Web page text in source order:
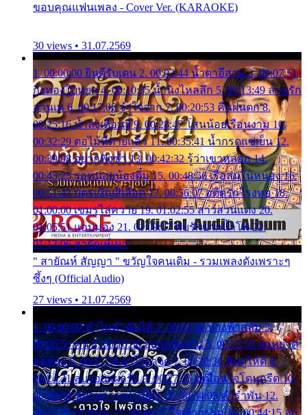
ขอบคุณแฟนเพลง - Cover Ver. (KARAOKE)
30 views • 31.07.2569
1. 00:00:00 ยินดีรับเดน 2. 00:03:44 น้ำตาอีสาน 3. 00:07:51
กิ่งทองใบหยก 4. 00:10:35 น้ำนิ่งไหลลึก 5. 00:13:49 ลานรัก
ลานเท 6. 00:17:06 จำใจจาก 7. 00:20:53 คืนฝนตก 8.
00:25:16 น้ำลงเดือนยี่ 9. 00:28:47 โสนน้อยเรือนงาม 10.
00:32:29 ตอไม้ที่ตายแล้ว 11. 00:35:41 น้ำกรดแช่เย็น 12.
00:39:08 อยากฟังซ้ำ 13. 00:42:32 รู้ว่าเขาหลอก 14.
00:45:25 รอหน่อยน้องติ๋ม 15. 00:48:56 เรือล่มในหนอง 16.
00:51:43 บัตรเชิญสีเลือด 17. 00:56:07 อดีตรักโรงทอ 18.
01:00:00 เขมรไล่ควาย 19. 01:02:55 สาวสวนแตง 20.
01:05:51 แอบมอง 21. 01:09:27 พบรักปากน้ำโพ 22.
01:13:06 สายัณห์เมา
" สายัณห์ สัญญา " ขวัญใจคนเดิม - รวมเพลงดังเพราะๆ
ซึ้งๆ (Official Audio)
27 views • 21.07.2569
1. 00:00:00 ทำไมทำฉันได้ 2. 00:03:20 นางฟ้าสลัม 3.
00:06:50 คน 4. 00:10:36 บุญเหลือเกิน 5. 00:13:58 ฝนหยาด
สุดท้าย 6. 00:17:30 ยาใจยาจก 7. 00:20:30 คิดดูให้ดี 8.
00:24:21 ลบรอยแผลรัก 9. 00:27:35 เหมือนใจโดนกรีด 10.
00:30:54 ขบวนการเปาเปียว 11. 00:34:05 คำรำพัน 12.
00:37:20 ปาหนัน 13. 00:40:37 ใจเจ้ากรรม 14. 00:44:15 จูบ